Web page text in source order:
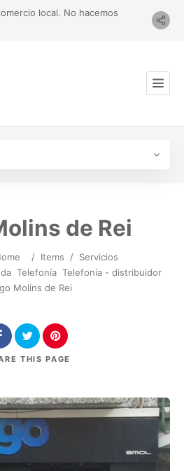
local. No hacemos
de Rei
/ Items / Servicios
Telefonía Telefonía - distribuidor
Molins de Rei
THIS PAGE